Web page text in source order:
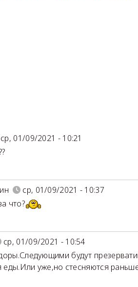
ср, 01/09/2021 - 10:21
ср, 01/09/2021 - 10:37
что?
ср, 01/09/2021 - 10:54
будут
еды.Или уже,но стесняются